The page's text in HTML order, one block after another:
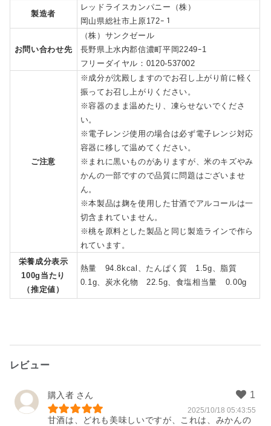
製造者
レッドライスカンパニー（株）
岡山県総社市上原172ｰ１
お問い合わせ先
（株）サンクゼール
長野県上水内郡信濃町平岡2249ｰ1
フリーダイヤル：0120-537002
ご注意
※成分が沈殿しますのでお召し上がり前に軽く
振ってお召し上がりください。
※容器のまま温めたり、凍らせないでくださ
い。
※電子レンジ使用の場合は必ず電子レンジ対応
容器に移して温めてください。
※まれに黒いものがありますが、米のキズやみ
かんの一部ですので品質に問題はございませ
ん。
※本製品は麹を使用した甘酒でアルコールは一
切含まれていません。
※桃を原料とした製品と同じ製造ラインで作ら
れています。
栄養成分表示
100g当たり
（推定値）
熱量 94.8kcal、たんぱく質 1.5g、脂質
0.1g、炭水化物 22.5g、食塩相当量 0.00g
レビュー
購入者
2025/10/18 05:43:55
甘酒は、どれも美味しいですが、これは、みかんの